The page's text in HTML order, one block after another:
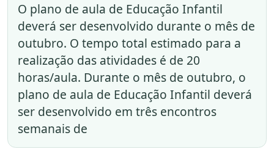
O plano de aula de Educação Infantil
deverá ser desenvolvido durante o mês de
outubro. O tempo total estimado para a
realização das atividades é de 20
horas/aula. Durante o mês de outubro, o
plano de aula de Educação Infantil deverá
ser desenvolvido em três encontros
semanais de